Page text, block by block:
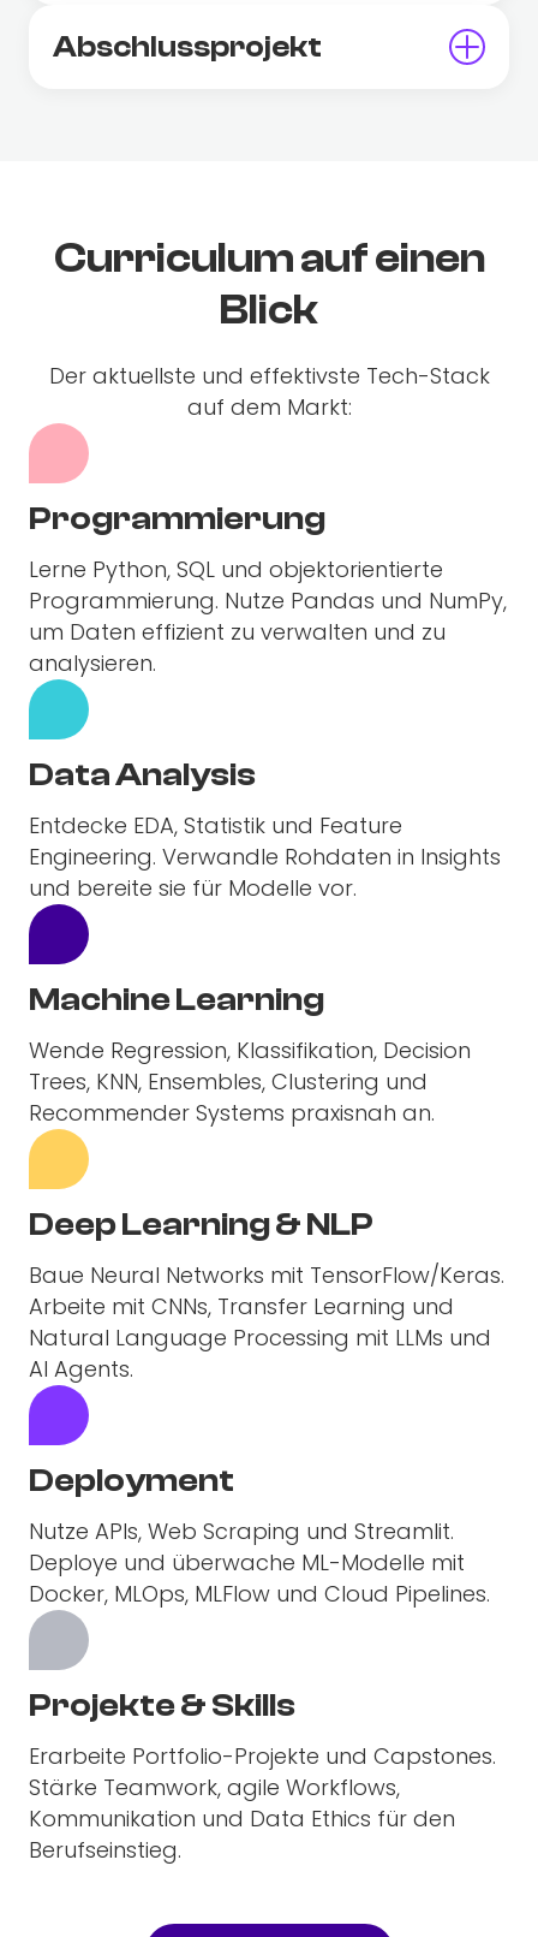
Abschlussprojekt
Curriculum auf einen
Blick
Der aktuellste und effektivste Tech-Stack
auf dem Markt:
Programmierung
Lerne Python, SQL und objektorientierte
Programmierung. Nutze Pandas und NumPy,
um Daten effizient zu verwalten und zu
analysieren.
Data Analysis
Entdecke EDA, Statistik und Feature
Engineering. Verwandle Rohdaten in Insights
und bereite sie für Modelle vor.
Machine Learning
Wende Regression, Klassifikation, Decision
Trees, KNN, Ensembles, Clustering und
Recommender Systems praxisnah an.
Deep Learning & NLP
Baue Neural Networks mit TensorFlow/Keras.
Arbeite mit CNNs, Transfer Learning und
Natural Language Processing mit LLMs und
AI Agents.
Deployment
Nutze APIs, Web Scraping und Streamlit.
Deploye und überwache ML-Modelle mit
Docker, MLOps, MLFlow und Cloud Pipelines.
Projekte & Skills
Erarbeite Portfolio-Projekte und Capstones.
Stärke Teamwork, agile Workflows,
Kommunikation und Data Ethics für den
Berufseinstieg.